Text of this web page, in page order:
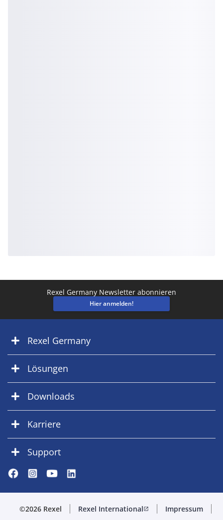
Rexel Germany Newsletter abonnieren
Hier anmelden!
Rexel Germany
Lösungen
Downloads
Karriere
Support
©2026 Rexel Rexel Internationalopen_in_new Impressum